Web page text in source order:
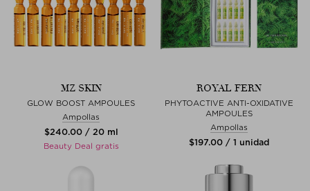
MZ SKIN
GLOW BOOST AMPOULES
Ampollas
$‌240.00 / 20 ml
Beauty Deal gratis
ROYAL FERN
PHYTOACTIVE ANTI-OXIDATIVE
AMPOULES
Ampollas
$‌197.00 / 1 unidad